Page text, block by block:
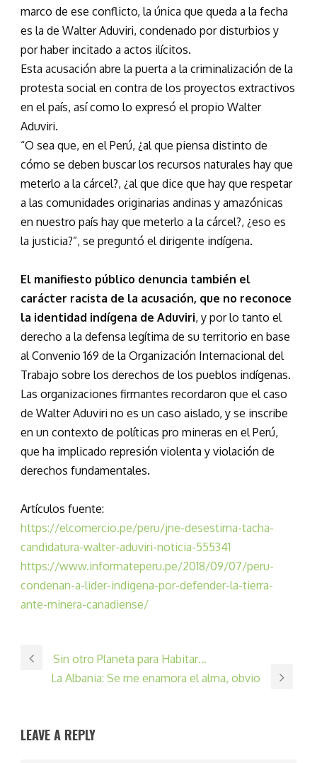
marco de ese conflicto, la única que queda a la fecha
es la de Walter Aduviri, condenado por disturbios y
por haber incitado a actos ilícitos.
Esta acusación abre la puerta a la criminalización de la
protesta social en contra de los proyectos extractivos
en el país, así como lo expresó el propio Walter
Aduviri.
“O sea que, en el Perú, ¿al que piensa distinto de
cómo se deben buscar los recursos naturales hay que
meterlo a la cárcel?, ¿al que dice que hay que respetar
a las comunidades originarias andinas y amazónicas
en nuestro país hay que meterlo a la cárcel?, ¿eso es
la justicia?”, se preguntó el dirigente indígena.
El manifiesto público denuncia también el
carácter racista de la acusación, que no reconoce
la identidad indígena de Aduviri, y por lo tanto el
derecho a la defensa legítima de su territorio en base
al Convenio 169 de la Organización Internacional del
Trabajo sobre los derechos de los pueblos indígenas.
Las organizaciones firmantes recordaron que el caso
de Walter Aduviri no es un caso aislado, y se inscribe
en un contexto de políticas pro mineras en el Perú,
que ha implicado represión violenta y violación de
derechos fundamentales.
Artículos fuente:
https://elcomercio.pe/peru/jne-desestima-tacha-
candidatura-walter-aduviri-noticia-555341
https://www.informateperu.pe/2018/09/07/peru-
condenan-a-lider-indigena-por-defender-la-tierra-
ante-minera-canadiense/
Sin otro Planeta para Habitar…
La Albania: Se me enamora el alma, obvio
LEAVE A REPLY